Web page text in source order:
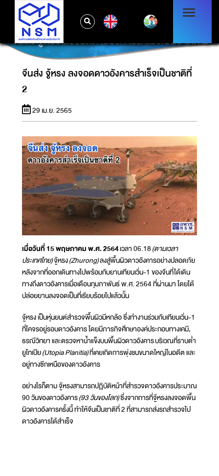
จีนส่ง จู้หรง ลงจอดดาวอังคารสำเร็จเป็นชาติที่ 2
จีนส่ง จู้หรง ลงจอดดาวอังคารสำเร็จเป็นชาติที่
2
29 เม.ย. 2565
เมื่อวันที่ 15 พฤษภาคม พ.ศ. 2564เวลา 06.18(ตามเวลา
ประเทศไทย)จู้หรง(Zhurong)ลงสู่พื้นผิวดาวอังคารอย่างปลอดภัย
หลังจากที่ออกเดินทางไปพร้อมกับยานเทียนเวิ่น-1 ของจีนที่ได้เดิน
ทางถึงดาวอังคารเมื่อเดือนกุมภาพันธ์ พ.ศ. 2564 ที่ผ่านมา โดยได้
ปล่อยยานลงจอดเป็นที่เรียบร้อยไปแล้วนั้น
จู้หรง เป็นหุ่นยนต์สำรวจพื้นผิวมีหกล้อ ซึ่งทำงานร่วมกับเทียนเวิ่น-1
ที่โคจรอยู่รอบดาวอังคาร โดยมีภารกิจศึกษาองค์ประกอบทางเคมี,
ธรณีวิทยา และตรวจหาน้ำแข็งบนพื้นผิวดาวอังคาร บริเวณที่ราบต่ำ
ยูโทเปีย(Utopia Planitia)ที่เคยเกิดการพุ่งชนขนาดใหญ่ในอดีต และ
อยู่ทางซีกเหนือของดาวอังคาร
อย่างไรก็ตาม จู้หรงสามารถปฏิบัติหน้าที่สำรวจดาวอังคารประมาณ
90 วันของดาวอังคาร(93 วันของโลก)ซึ่งจากการที่จู้หรงลงจอดพื้น
ผิวดาวอังคารครั้งนี้ ทำให้จีนเป็นชาติที่ 2 ที่สามารถส่งรถสำรวจไป
ดาวอังคารได้สำเร็จ